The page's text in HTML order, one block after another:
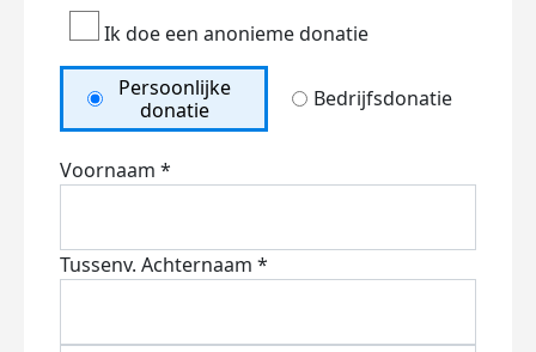
Ik doe een anonieme donatie
Persoonlijke
donatie
Bedrijfsdonatie
Voornaam *
Tussenv. Achternaam *